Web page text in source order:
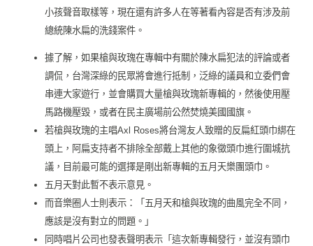
小孩聲音取樣等，現在還有許多人在等著看內容是否有涉及前
總統陳水扁的洗錢案件。
據了解，如果槍與玫瑰在專輯中有關於陳水扁犯法的評論或者
調侃，台灣深綠的民眾將會進行抵制，泛綠的議員和立委們會
串連大家遊行，並會購買大量槍與玫瑰新專輯的，然後使用壓
馬路機壓毀，或者在民主廣場前公然焚燒美國國旗。
若槍與玫瑰的主唱Axl Roses將台灣友人致贈的反扁紅頭巾綁在
頭上，阿扁支持者不排除全部戴上其他的象徵頭巾進行圍城抗
議，目前最可能的選擇是剛出新專輯的五月天樂團頭巾。
五月天對此暫不表示意見。
而音樂圈人士則表示：「五月天和槍與玫瑰的曲風完全不同，
應該是沒有對立的問題。」
同時唱片公司也發表聲明表示「這次新專輯發行，並沒有頭巾